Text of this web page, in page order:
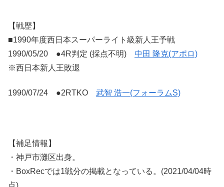
【戦歴】
■1990年度西日本スーパーライト級新人王予戦
1990/05/20 ●4R判定 (採点不明) 中田 隆克(アポロ)
※西日本新人王敗退
1990/07/24 ●2RTKO 武智 浩一(フォーラムS)
【補足情報】
・神戸市灘区出身。
・BoxRecでは1戦分の掲載となっている。(2021/04/04時
点)